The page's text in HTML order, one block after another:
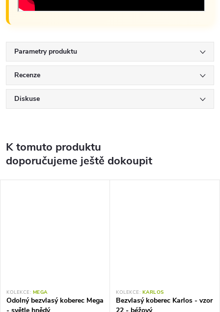
Parametry produktu
Recenze
Diskuse
K tomuto produktu
doporučujeme ještě dokoupit
KOLEKCE: MEGA
Odolný bezvlasý koberec Mega
KOLEKCE: KARLOS
Bezvlasý koberec Karlos - vzor